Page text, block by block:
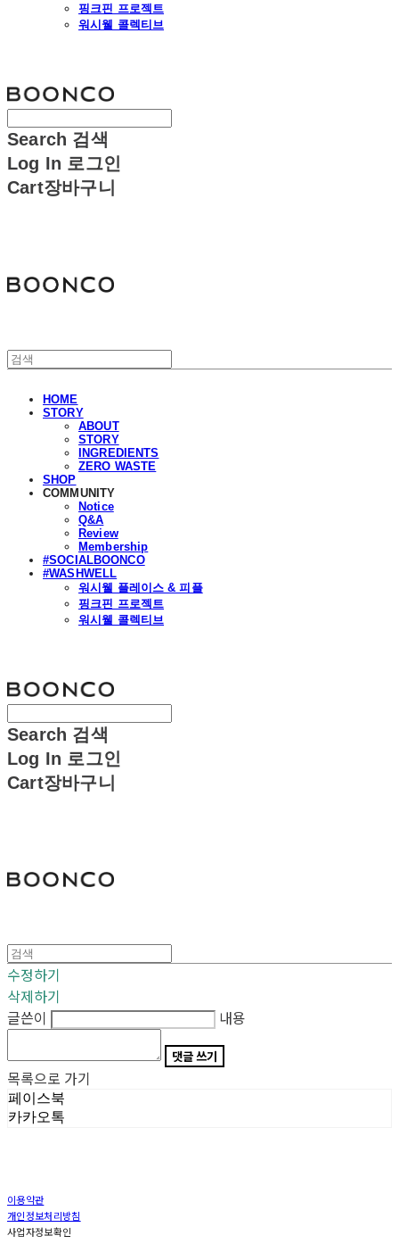
핑크핀 프로젝트
워시웰 콜렉티브
Search 검색
Log In 로그인
Cart장바구니
HOME
STORY
ABOUT
STORY
INGREDIENTS
ZERO WASTE
SHOP
COMMUNITY
Notice
Q&A
Review
Membership
#SOCIALBOONCO
#WASHWELL
워시웰 플레이스 & 피플
핑크핀 프로젝트
워시웰 콜렉티브
Search 검색
Log In 로그인
Cart장바구니
수정하기
삭제하기
글쓴이
내용
댓글 쓰기
목록으로 가기
페이스북
카카오톡
이용약관
개인정보처리방침
사업자정보확인